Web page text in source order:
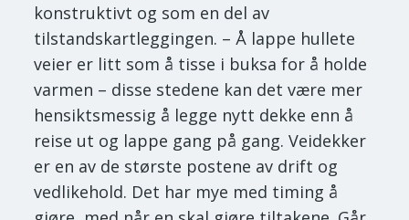
konstruktivt og som en del av
tilstandskartleggingen. – Å lappe hullete
veier er litt som å tisse i buksa for å holde
varmen – disse stedene kan det være mer
hensiktsmessig å legge nytt dekke enn å
reise ut og lappe gang på gang. Veidekker
er en av de største postene av drift og
vedlikehold. Det har mye med timing å